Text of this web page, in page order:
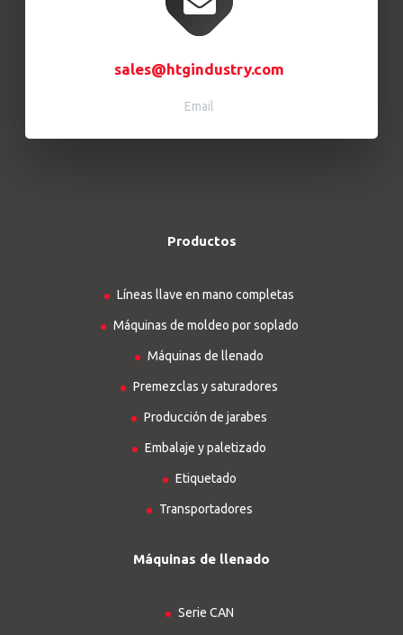
sales@htgindustry.com
Email
Productos
Líneas llave en mano completas
Máquinas de moldeo por soplado
Máquinas de llenado
Premezclas y saturadores
Producción de jarabes
Embalaje y paletizado
Etiquetado
Transportadores
Máquinas de llenado
Serie CAN